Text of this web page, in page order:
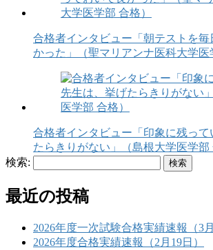
合格者インタビュー「朝テストを毎
かった」（聖マリアンナ医科大学医
合格者インタビュー「印象に残っ
たらきりがない」（島根大学医学部
検索:
最近の投稿
2026年度一次試験合格実績速報（3月
2026年度合格実績速報（2月19日）